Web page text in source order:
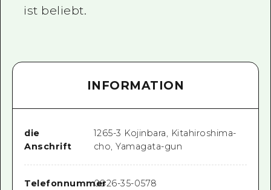
ist beliebt.
INFORMATION
die
Anschrift
1265-3 Kojinbara, Kitahiroshima-
cho, Yamagata-gun
Telefonnummer0826-35-0578